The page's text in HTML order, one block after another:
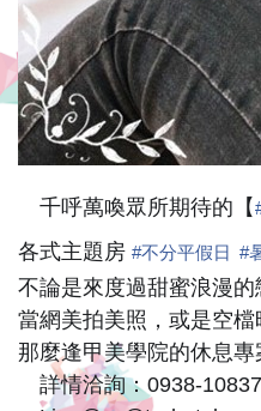
纯,
干
净
舒
适,
附
近
有
📣千呼萬喚眾所期待的【
各式主題房 #不分平假日 #
不論是來度過甜蜜浪漫
當網美拍美照，或是空檔
那麼逢甲美學院的休息
☎詳情洽詢：0938-